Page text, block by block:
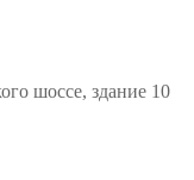
шоссе, здание 10